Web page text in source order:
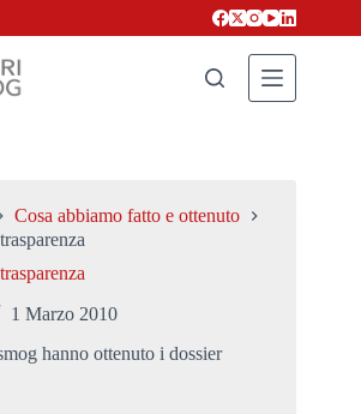
Cosa abbiamo fatto e ottenuto
1 Marzo 2010
hanno ottenuto i dossier